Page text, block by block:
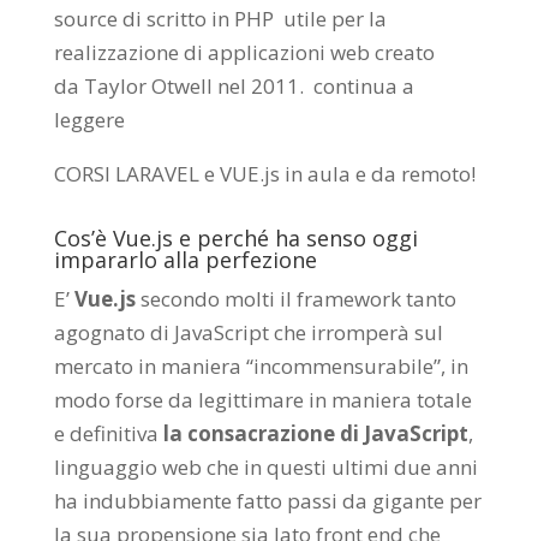
source di scritto in PHP utile per la
realizzazione di applicazioni web creato
da Taylor Otwell nel 2011. continua a
leggere
CORSI LARAVEL e VUE.js in aula e da remoto!
Cos’è Vue.js e perché ha senso oggi
impararlo alla perfezione
E’Vue.jssecondo molti il framework tanto
agognato di JavaScript che irromperà sul
mercato in maniera “incommensurabile”, in
modo forse da legittimare in maniera totale
e definitiva la consacrazione di JavaScript,
linguaggio web che in questi ultimi due anni
ha indubbiamente fatto passi da gigante per
la sua propensione sia lato front end che